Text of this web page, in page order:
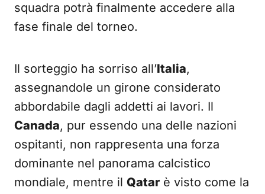
squadra potrà finalmente accedere alla
fase finale del torneo.
Il sorteggio ha sorriso all’Italia,
assegnandole un girone considerato
abbordabile dagli addetti ai lavori. Il
Canada, pur essendo una delle nazioni
ospitanti, non rappresenta una forza
dominante nel panorama calcistico
mondiale, mentre il Qatar è visto come la